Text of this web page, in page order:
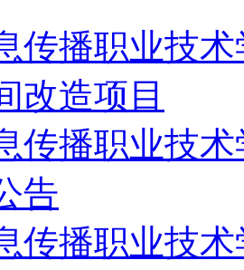
传播职业技
改造项目
传播职业技
告
传播职业技